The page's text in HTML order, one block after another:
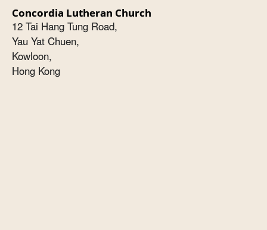
Concordia Lutheran Church
12 Tai Hang Tung Road,
Yau Yat Chuen,
Kowloon,
Hong Kong